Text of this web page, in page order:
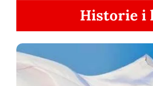
Historie i